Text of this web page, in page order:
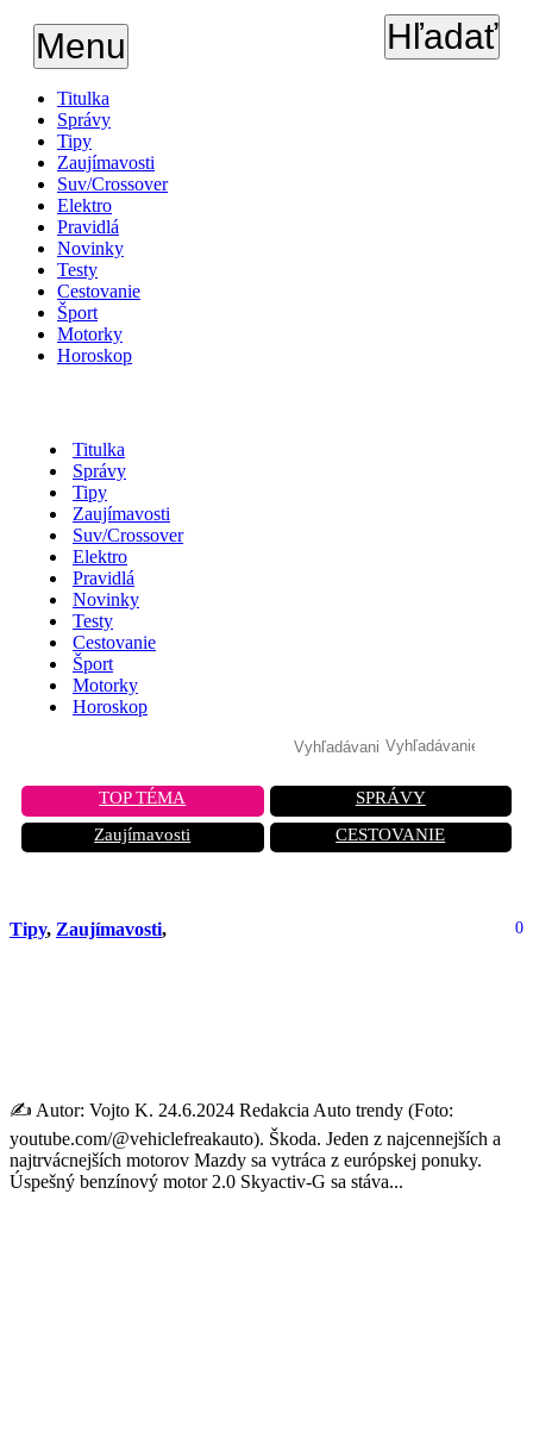
Menu Hľadať
Titulka
Správy
Tipy
Zaujímavosti
Suv/Crossover
Elektro
Pravidlá
Novinky
Testy
Cestovanie
Šport
Motorky
Horoskop
Titulka
Správy
Tipy
Zaujímavosti
Suv/Crossover
Elektro
Pravidlá
Novinky
Testy
Cestovanie
Šport
Motorky
Horoskop
TOP TÉMA
SPRÁVY
Zaujímavosti
CESTOVANIE
Tipy, Zaujímavosti, 0
✍️ Autor: Vojto K. 24.6.2024 Redakcia Auto trendy (Foto:
youtube.com/@vehiclefreakauto). Škoda. Jeden z najcennejších a
najtrvácnejších motorov Mazdy sa vytráca z európskej ponuky.
Úspešný benzínový motor 2.0 Skyactiv-G sa stáva...